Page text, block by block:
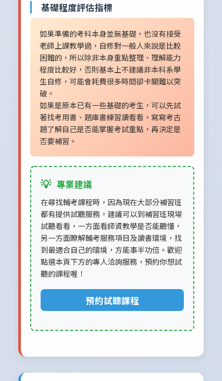
基礎程度評估指標
如果準備的考科本身並無基礎，也沒有接受
老師上課教學過，自修對一般人來說是比較
困難的，所以除非本身重點整理、理解能力
程度比較好，否則基本上不建議非本科系學
生自修，可能會耗費很多時間卻卡關難以突
破。
如果是原本已有一些基礎的考生，可以先試
著找考用書、題庫書練習讀看看，寫寫考古
題了解自己是否能掌握考試重點，再決定是
否要補習。
💡 專業建議
在尋找輔考課程時，因為現在大部分補習班
都有提供試聽服務，建議可以到補習班現場
試聽看看，一方面看師資教學是否能聽懂，
另一方面瞭解輔考服務項目及讀書環境，找
到最適合自己的環境，方能事半功倍。歡迎
點選本頁下方的專人洽詢服務，預約你想試
聽的課程喔！
預約試聽課程